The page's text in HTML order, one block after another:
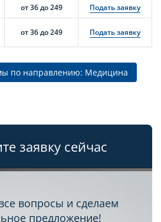
от 36 до 249 Подать заявку
от 36 до 249 Подать заявку
по направлению: Медицина
заявку сейчас
вопросы и сделаем
предложение!